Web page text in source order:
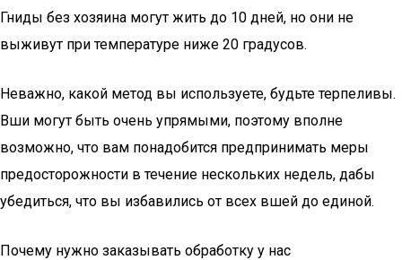
Гниды без хозяина могут жить до 10 дней, но они не
выживут при температуре ниже 20 градусов.
Неважно, какой метод вы используете, будьте терпеливы.
Вши могут быть очень упрямыми, поэтому вполне
возможно, что вам понадобится предпринимать меры
предосторожности в течение нескольких недель, дабы
убедиться, что вы избавились от всех вшей до единой.
Почему нужно заказывать обработку у нас